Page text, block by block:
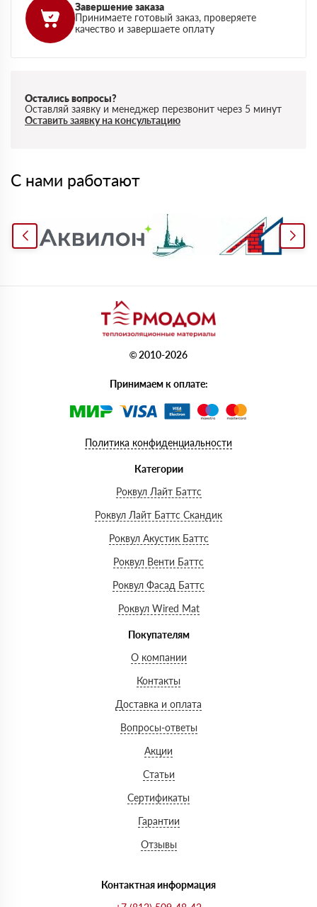
Завершение заказа
Принимаете готовый заказ, проверяете
качество и завершаете оплату
Остались вопросы?
Оставляй заявку и менеджер перезвонит через 5 минут
Оставить заявку на консультацию
С нами работают
© 2010-2026
Принимаем к оплате:
Политика конфиденциальности
Категории
Роквул Лайт Баттс
Роквул Лайт Баттс Скандик
Роквул Акустик Баттс
Роквул Венти Баттс
Роквул Фасад Баттс
Роквул Wired Mat
Покупателям
О компании
Контакты
Доставка и оплата
Вопросы-ответы
Акции
Статьи
Сертификаты
Гарантии
Отзывы
Контактная информация